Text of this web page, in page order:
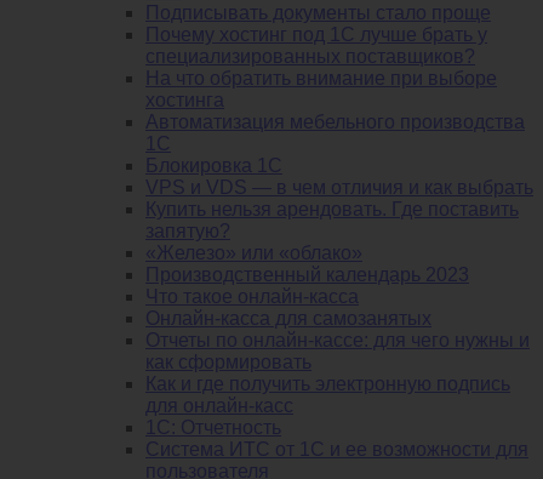
Подписывать документы стало проще
Почему хостинг под 1С лучше брать у
специализированных поставщиков?
На что обратить внимание при выборе
хостинга
Автоматизация мебельного производства
1С
Блокировка 1С
VPS и VDS — в чем отличия и как выбрать
Купить нельзя арендовать. Где поставить
запятую?
«Железо» или «облако»
Производственный календарь 2023
Что такое онлайн-касса
Онлайн-касса для самозанятых
Отчеты по онлайн-кассе: для чего нужны и
как сформировать
Как и где получить электронную подпись
для онлайн-касс
1С: Отчетность
Система ИТС от 1С и ее возможности для
пользователя